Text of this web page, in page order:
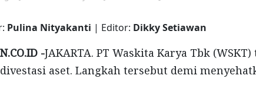
Pulina Nityakanti | Editor: Dikky Setiawan
-JAKARTA. PT Waskita Karya Tbk
aset. Langkah tersebut demi